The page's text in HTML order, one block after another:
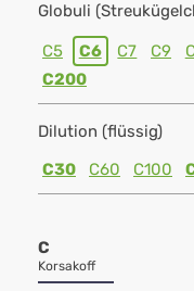
Globuli
C5 C6 C7 C9
C200
Dilution (flüssig)
C30
C60 C100
C
Korsakoff